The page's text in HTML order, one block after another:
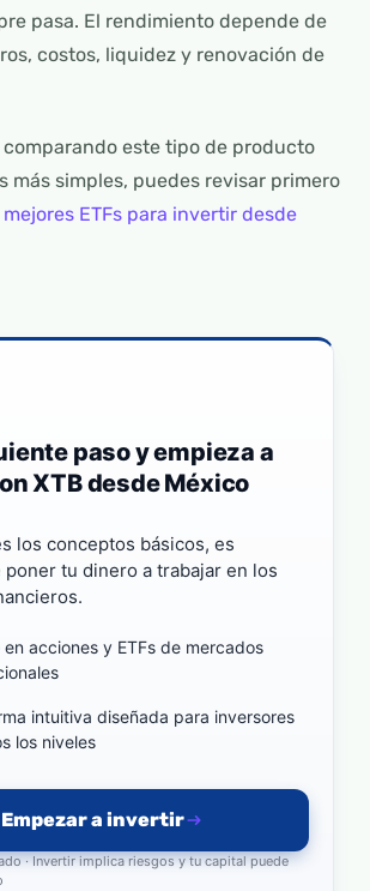
pasa. El rendimiento depende de
costos, liquidez y renovación de
este tipo de producto
más simples, puedes revisar primero
mejores ETFs para invertir desde
paso y empieza a
XTB desde México
los conceptos básicos, es
poner tu dinero a trabajar en los
acciones y ETFs de mercados
intuitiva diseñada para inversores
los niveles
Empezar a invertir
· Invertir implica riesgos y tu capital puede